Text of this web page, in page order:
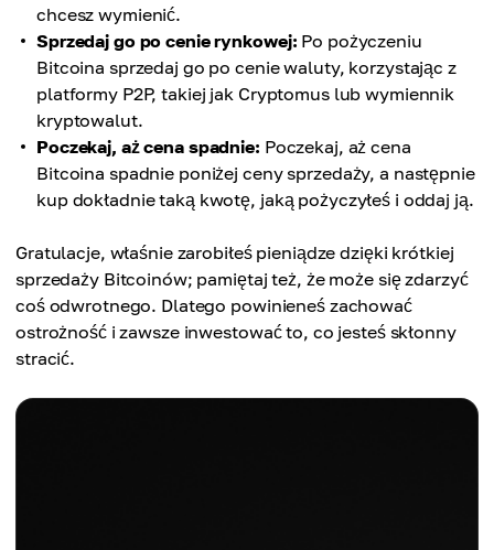
chcesz wymienić.
Sprzedaj go po cenie rynkowej: Po pożyczeniu
Bitcoina sprzedaj go po cenie waluty, korzystając z
platformy P2P, takiej jak Cryptomus lub wymiennik
kryptowalut.
Poczekaj, aż cena spadnie: Poczekaj, aż cena
Bitcoina spadnie poniżej ceny sprzedaży, a następnie
kup dokładnie taką kwotę, jaką pożyczyłeś i oddaj ją.
Gratulacje, właśnie zarobiłeś pieniądze dzięki krótkiej
sprzedaży Bitcoinów; pamiętaj też, że może się zdarzyć
coś odwrotnego. Dlatego powinieneś zachować
ostrożność i zawsze inwestować to, co jesteś skłonny
stracić.